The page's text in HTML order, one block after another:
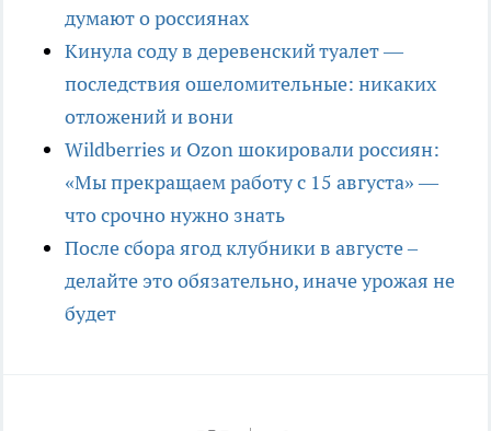
думают о россиянах
Кинула соду в деревенский туалет —
последствия ошеломительные: никаких
отложений и вони
Wildberries и Ozon шокировали россиян:
«Мы прекращаем работу с 15 августа» —
что срочно нужно знать
После сбора ягод клубники в августе –
делайте это обязательно, иначе урожая не
будет